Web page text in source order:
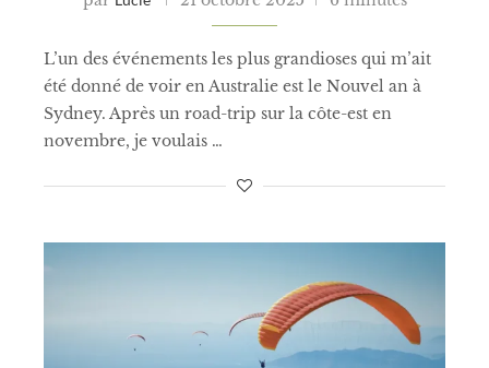
L’un des événements les plus grandioses qui m’ait
été donné de voir en Australie est le Nouvel an à
Sydney. Après un road-trip sur la côte-est en
novembre, je voulais …